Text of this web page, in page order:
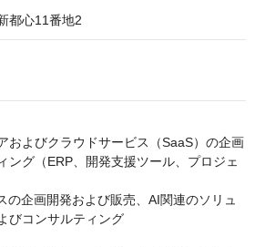
都心11番地2
およびクラウドサービス（SaaS）の企画
ング（ERP、開発支援ツール、プロジェ
の企画開発および販売、AI関連のソリュ
びコンサルティング